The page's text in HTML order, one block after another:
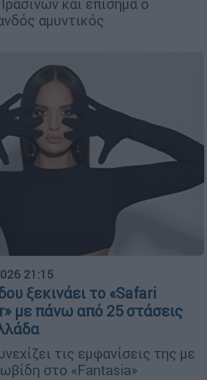
και επίσημα ο
αμυντικός
21:15
ξεκινάει το «Safari
με πάνω από 25 στάσεις
τις εμφανίσεις της με
στο «Fantasia»